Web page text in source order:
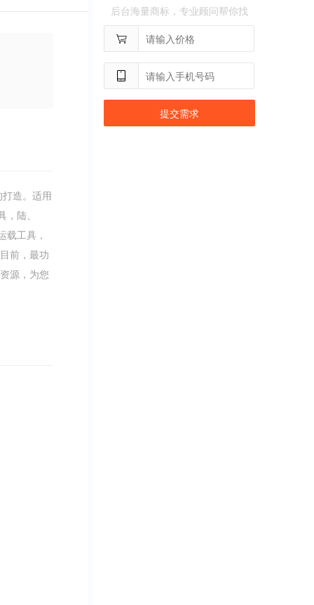
用户 c**2购买 沃百分
造。适用
陆、
载工具，
前，最功
源，为您
后台海量商标，专业顾问帮你找
提交需求